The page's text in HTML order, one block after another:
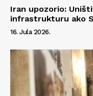
Iran upozorio:
infrastrukturu ako
16. Jula 2026.